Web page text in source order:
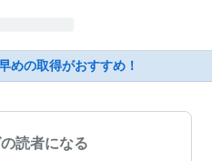
めの取得がおすすめ！
読者になる